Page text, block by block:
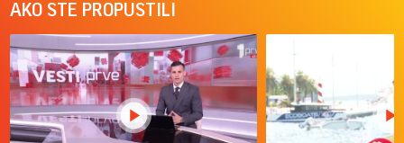
AKO STE PROPUSTILI